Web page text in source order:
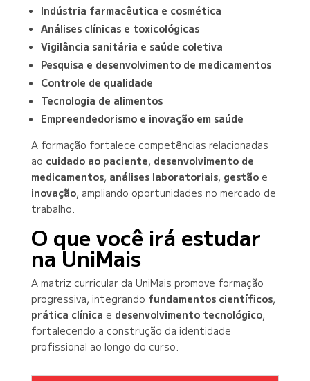
Indústria farmacêutica e cosmética
Análises clínicas e toxicológicas
Vigilância sanitária e saúde coletiva
Pesquisa e desenvolvimento de medicamentos
Controle de qualidade
Tecnologia de alimentos
Empreendedorismo e inovação em saúde
A formação fortalece competências relacionadas
ao cuidado ao paciente, desenvolvimento de
medicamentos, análises laboratoriais, gestãoe
inovação, ampliando oportunidades no mercado de
trabalho.
O que você irá estudar
na UniMais
A matriz curricular da UniMais promove formação
progressiva, integrando fundamentos científicos,
prática clínica e desenvolvimento tecnológico,
fortalecendo a construção da identidade
profissional ao longo do curso.